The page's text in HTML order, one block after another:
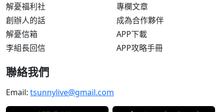
解憂福利社
創辦人的話
解憂信箱
李組長回信
專欄文章
成為合作夥伴
APP下載
APP攻略手冊
聯絡我們
Email: tsunnylive@gmail.com